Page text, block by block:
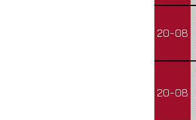
20-08
20-08